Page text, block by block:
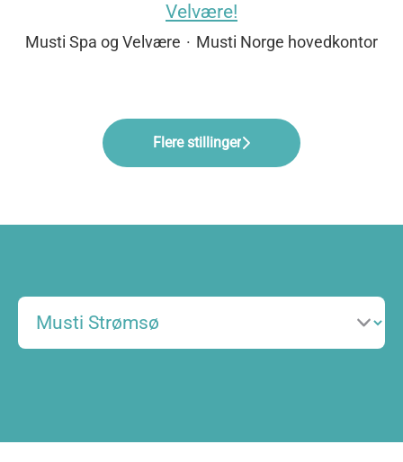
Velvære!
Musti Spa og Velvære · Musti Norge hovedkontor
Flere stillinger